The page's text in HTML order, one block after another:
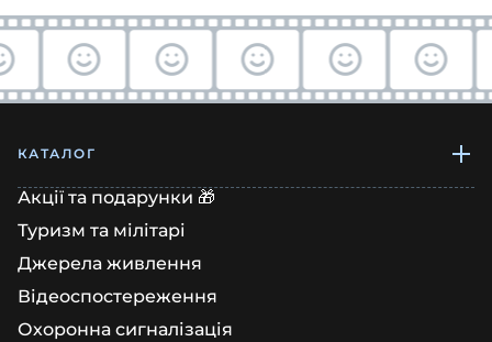
КАТАЛОГ
Акції та подарунки 🎁
Туризм та мілітарі
Джерела живлення
Відеоспостереження
Охоронна сигналізація